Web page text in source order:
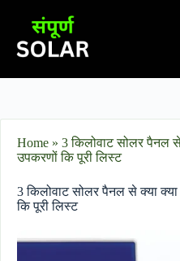
Home » 3 किलोवाट सोलर पैनल
उपकरणों कि पूरी लिस्ट
3 किलोवाट सोलर पैनल से क्या
कि पूरी लिस्ट